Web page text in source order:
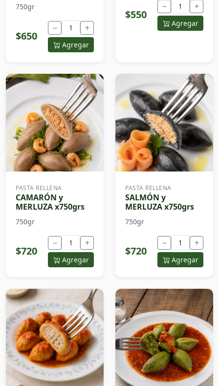
750gr
$650
− +
Agregar
$550
− +
Agregar
PASTA RELLENA
CAMARÓN y
MERLUZA x750grs
750gr
$720
− +
Agregar
PASTA RELLENA
SALMÓN y
MERLUZA x750grs
750gr
$720
− +
Agregar